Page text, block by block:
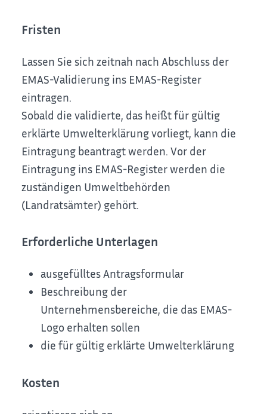
Fristen
Lassen Sie sich zeitnah nach Abschluss der
EMAS-Validierung ins EMAS-Register
eintragen.
Sobald die validierte, das heißt für gültig
erklärte Umwelterklärung vorliegt, kann die
Eintragung beantragt werden. Vor der
Eintragung ins EMAS-Register werden die
zuständigen Umweltbehörden
(Landratsämter) gehört.
Erforderliche Unterlagen
ausgefülltes Antragsformular
Beschreibung der
Unternehmensbereiche, die das EMAS-
Logo erhalten sollen
die für gültig erklärte Umwelterklärung
Kosten